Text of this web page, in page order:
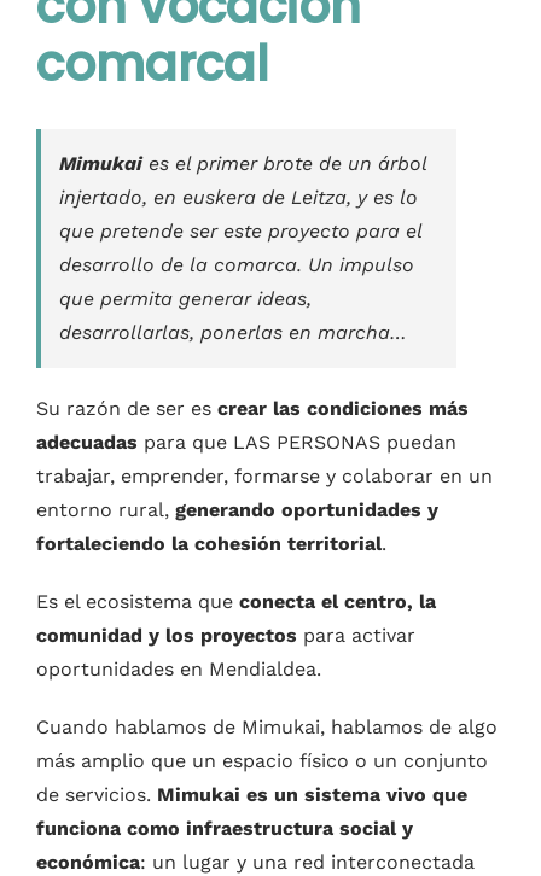
Castellano
comarcal
Mimukaies el primer brote de un árbol
injertado, en euskera de Leitza, y es lo
que pretende ser este proyecto para el
desarrollo de la comarca. Un impulso
que permita generar ideas,
desarrollarlas, ponerlas en marcha…
Su razón de ser es crear las condiciones más
adecuadas para que LAS PERSONAS puedan
trabajar, emprender, formarse y colaborar en un
entorno rural, generando oportunidades y
fortaleciendo la cohesión territorial.
Es el ecosistema que conecta el centro, la
comunidad y los proyectos para activar
oportunidades en Mendialdea.
Cuando hablamos de Mimukai, hablamos de algo
más amplio que un espacio físico o un conjunto
de servicios. Mimukai es un sistema vivo que
funciona como infraestructura social y
económica: un lugar y una red interconectada